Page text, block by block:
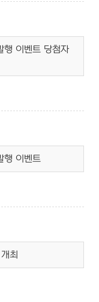
행 이벤트 당첨자
행 이벤트
최